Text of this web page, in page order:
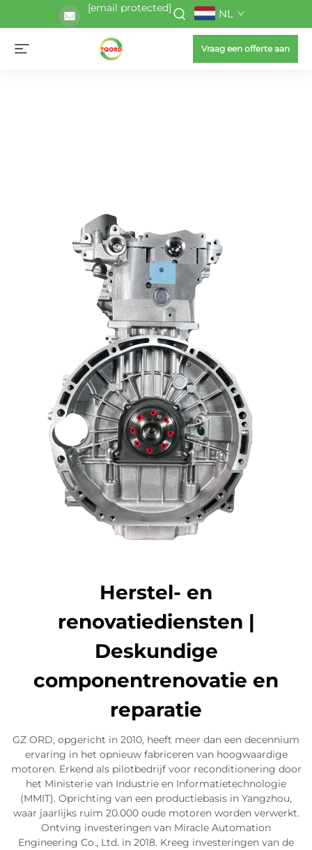
[email protected] NL
Vraag een offerte aan
Herstel- en
renovatiediensten |
Deskundige
componentrenovatie en
reparatie
GZ ORD, opgericht in 2010, heeft meer dan een decennium
ervaring in het opnieuw fabriceren van hoogwaardige
motoren. Erkend als pilotbedrijf voor reconditionering door
het Ministerie van Industrie en Informatietechnologie
(MMIT). Oprichting van een productiebasis in Yangzhou,
waar jaarlijks ruim 20.000 oude motoren worden verwerkt.
Ontving investeringen van Miracle Automation
Engineering Co., Ltd. in 2018. Kreeg investeringen van de